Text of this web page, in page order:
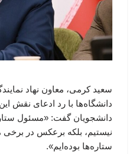
سعید کرمی، معاون نهاد
دانشگاه‌ها با رد ادعای نقش
دانشجویان گفت: «مسئول
نیستیم، بلکه برعکس در
ستاره‌ها بوده‌ایم».